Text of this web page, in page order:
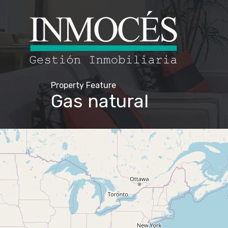
Property Feature
Gas natural